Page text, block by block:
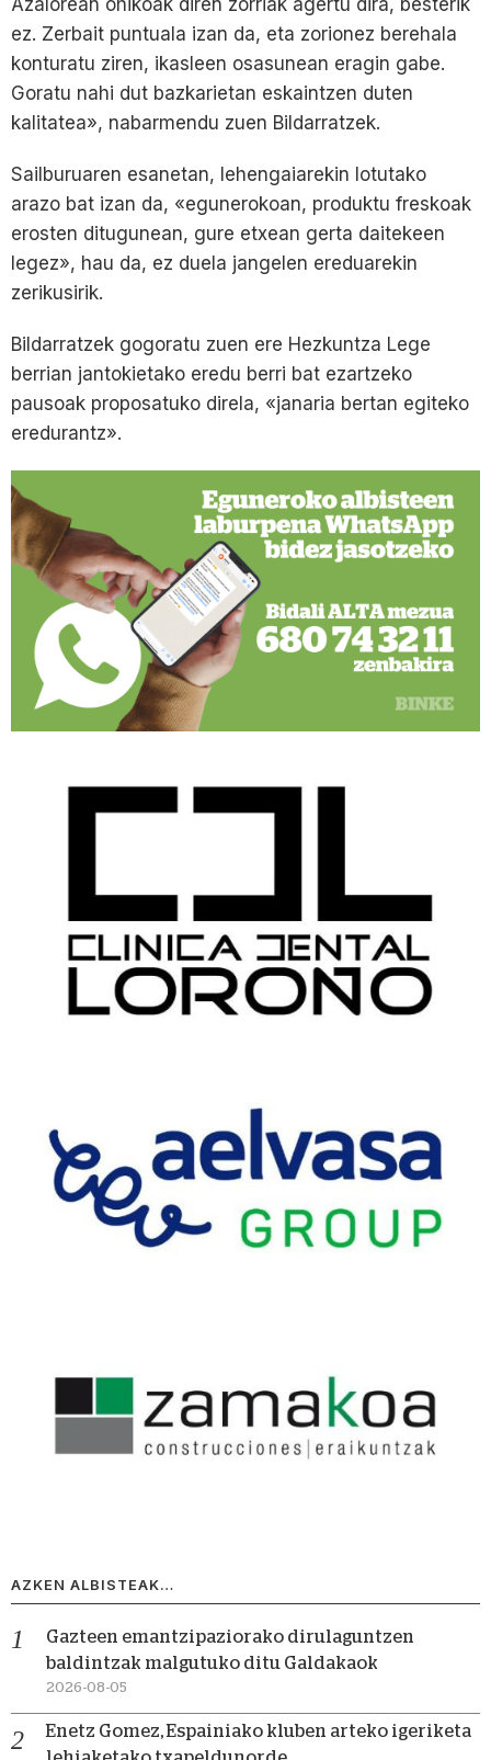
ez. Zerbait puntuala izan da, eta zorionez berehala
konturatu ziren, ikasleen osasunean eragin gabe.
Goratu nahi dut bazkarietan eskaintzen duten
kalitatea», nabarmendu zuen Bildarratzek.
Sailburuaren esanetan, lehengaiarekin lotutako
arazo bat izan da, «egunerokoan, produktu freskoak
erosten ditugunean, gure etxean gerta daitekeen
legez», hau da, ez duela jangelen ereduarekin
zerikusirik.
Bildarratzek gogoratu zuen ere Hezkuntza Lege
berrian jantokietako eredu berri bat ezartzeko
pausoak proposatuko direla, «janaria bertan egiteko
eredurantz».
AZKEN ALBISTEAK…
Gazteen emantzipaziorako dirulaguntzen
baldintzak malgutuko ditu Galdakaok
2026-08-05
Enetz Gomez, Espainiako kluben arteko igeriketa